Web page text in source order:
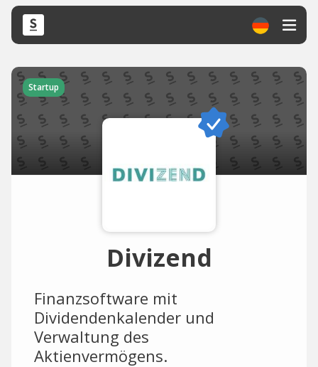
Startup
Divizend
Finanzsoftware mit
Dividendenkalender und
Verwaltung des
Aktienvermögens.